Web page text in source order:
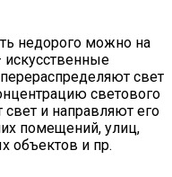
недорого можно на
искусственные
свет
светового
свет и направляют его
помещений, улиц,
объектов и пр.